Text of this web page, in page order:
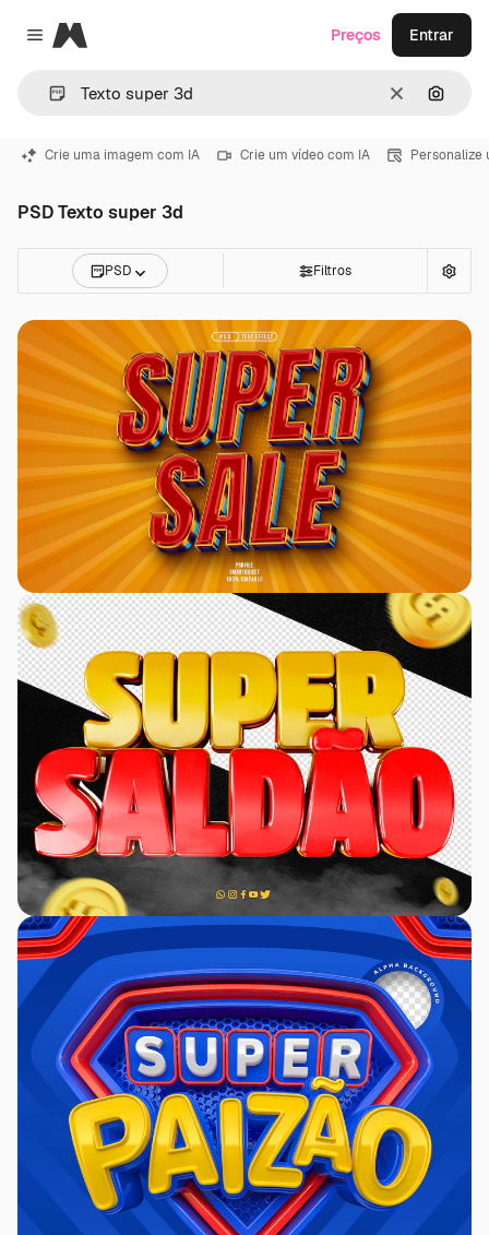
Close menu
Magnific
Limpar
Preços Entrar
Crie uma imagem com IA Crie um vídeo com IA Personalize
PSD Texto super 3d
PSD Filtros